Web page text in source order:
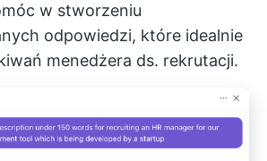
w stworzeniu
odpowiedzi, które idealnie
menedżera ds. rekrutacji.